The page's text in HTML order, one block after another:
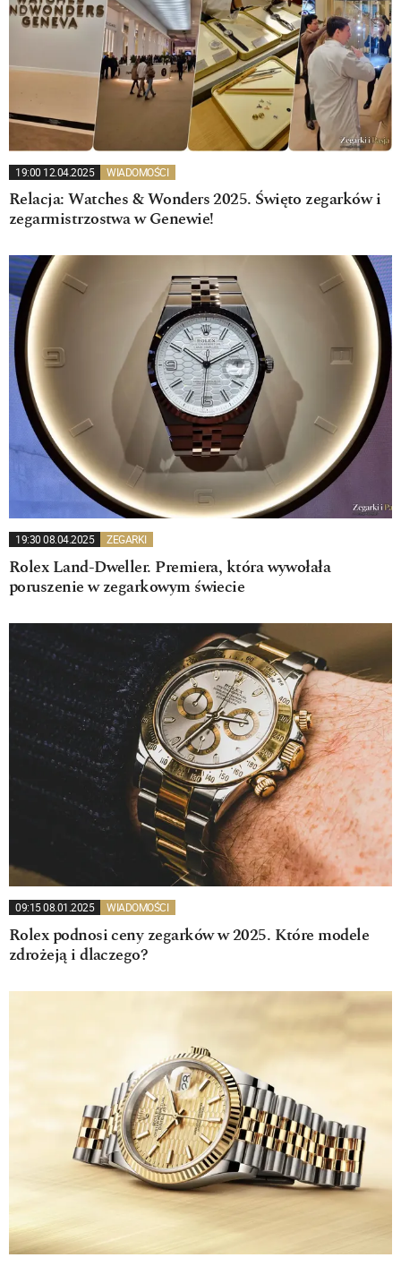
19:00 12.04.2025 WIADOMOŚCI
Relacja: Watches & Wonders 2025. Święto zegarków i
zegarmistrzostwa w Genewie!
19:30 08.04.2025 ZEGARKI
Rolex Land-Dweller. Premiera, która wywołała
poruszenie w zegarkowym świecie
09:15 08.01.2025 WIADOMOŚCI
Rolex podnosi ceny zegarków w 2025. Które modele
zdrożeją i dlaczego?